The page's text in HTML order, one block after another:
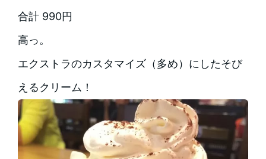
合計 990円
高っ。
エクストラのカスタマイズ（多め）にしたそび
えるクリーム！